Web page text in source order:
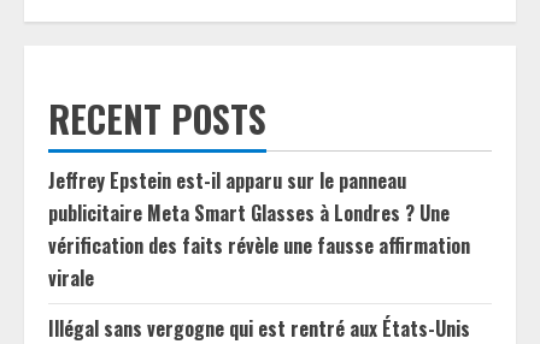
RECENT POSTS
Jeffrey Epstein est-il apparu sur le panneau
publicitaire Meta Smart Glasses à Londres ? Une
vérification des faits révèle une fausse affirmation
virale
Illégal sans vergogne qui est rentré aux États-Unis